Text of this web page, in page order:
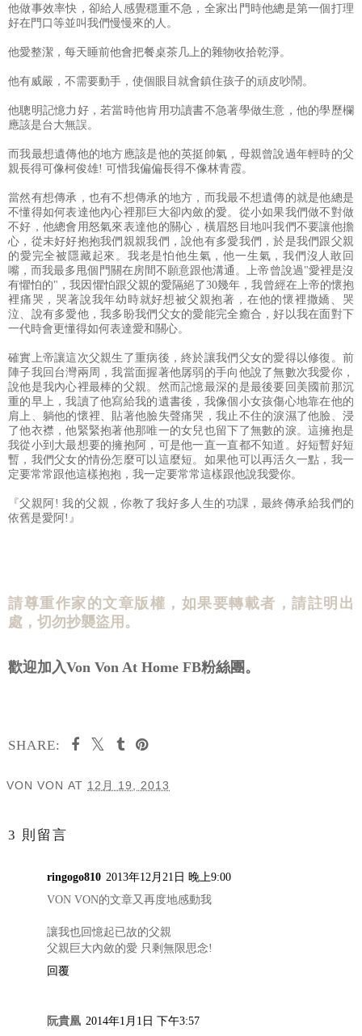
他做事效率快，卻給人感覺穩重不急，全家出門時他總是第一個打理
好在門口等並叫我們慢慢來的人。
他愛整潔，每天睡前他會把餐桌茶几上的雜物收拾乾淨。
他有威嚴，不需要動手，使個眼目就會鎮住孩子的頑皮吵鬧。
他聰明記憶力好，若當時他肯用功讀書不急著學做生意，他的學歷欄
應該是台大無誤。
而我最想遺傳他的地方應該是他的英挺帥氣，母親曾說過年輕時的父
親長得可像柯俊雄! 可惜我偏偏長得不像林青霞。
當然有想傳承，也有不想傳承的地方，而我最不想遺傳的就是他總是
不懂得如何表達他內心裡那巨大卻內斂的愛。從小如果我們做不對做
不好，他總會用怒氣來表達他的關心，橫眉怒目地叫我們不要讓他擔
心，從未好好抱抱我們親親我們，說他有多愛我們，於是我們跟父親
的愛完全被隱藏起來。我老是怕他生氣，他一生氣，我們沒人敢回
嘴，而我最多甩個門關在房間不願意跟他溝通。上帝曾說過"愛裡是沒
有懼怕的"，我因懼怕跟父親的愛隔絕了30幾年，我曾經在上帝的懷抱
裡痛哭，哭著說我年幼時就好想被父親抱著，在他的懷裡撒嬌、哭
泣、說有多愛他，我多盼我們父女的愛能完全癒合，好以我在面對下
一代時會更懂得如何表達愛和關心。
確實上帝讓這次父親生了重病後，終於讓我們父女的愛得以修復。前
陣子我回台灣兩周，我當面握著他孱弱的手向他說了無數次我愛你，
說他是我內心裡最棒的父親。然而記憶最深的是最後要回美國前那沉
重的早上，我讀了他寫給我的遺書後，我像個小女孩傷心地靠在他的
肩上、躺他的懷裡、貼著他臉失聲痛哭，我止不住的淚濕了他臉、浸
了他衣襟，他緊緊抱著他那唯一的女兒也留下了無數的淚。這擁抱是
我從小到大最想要的擁抱阿，可是他一直一直都不知道。好短暫好短
暫，我們父女的情份怎麼可以這麼短。如果他可以再活久一點，我一
定要常常跟他這樣抱抱，我一定要常常這樣跟他說我愛你。
『父親阿! 我的父親，你教了我好多人生的功課，最終傳承給我們的
依舊是愛阿!』
請尊重作家的文章版權，如果要轉載者，請註明出
處，切勿抄襲盜用。
歡迎加入Von Von At Home FB粉絲團。
SHARE:
VON VON AT 12月 19, 2013
3 則留言
ringogo810 2013年12月21日 晚上9:00
VON VON的文章又再度地感動我
讓我也回憶起已故的父親
父親巨大內斂的愛 只剩無限思念!
回覆
阮貴凰 2014年1月1日 下午3:57